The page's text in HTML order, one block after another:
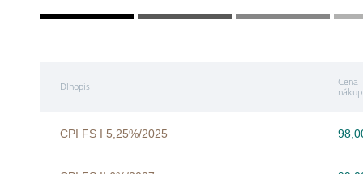
Dlhopis
Cena
nákup
CPI FS I 5,25%/2025